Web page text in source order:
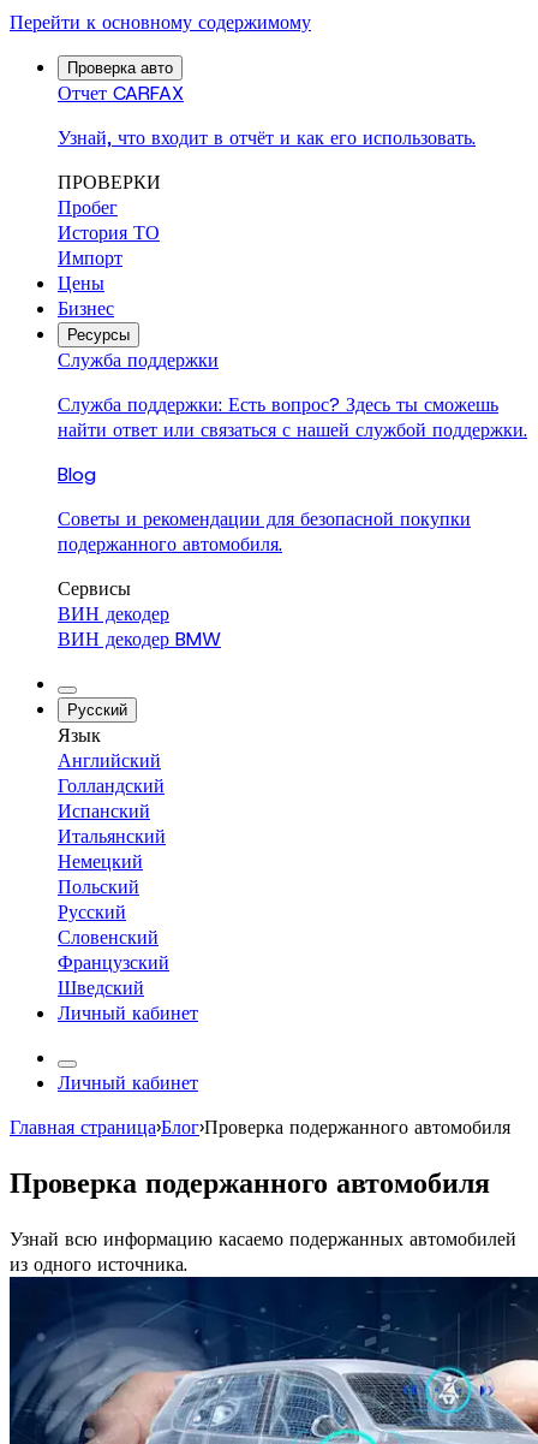
Перейти к основному содержимому
Проверка авто
Отчет CARFAX
Узнай, что входит в отчёт и как его использовать.
ПРОВЕРКИ
Пробег
История ТО
Импорт
Цены
Бизнес
Ресурсы
Служба поддержки
Служба поддержки: Есть вопрос? Здесь ты сможешь
найти ответ или связаться с нашей службой поддержки.
Blog
Советы и рекомендации для безопасной покупки
подержанного автомобиля.
Сервисы
ВИН декодер
ВИН декодер BMW
Русский
Язык
Английский
Голландский
Испанский
Итальянский
Немецкий
Польский
Русский
Словенский
Французский
Шведский
Личный кабинет
Личный кабинет
Главная страница›Блог›Проверка подержанного автомобиля
Проверка подержанного автомобиля
Узнай всю информацию касаемо подержанных автомобилей
из одного источника.